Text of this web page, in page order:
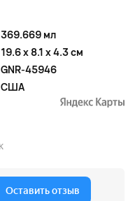
369.669 мл
19.6 x 8.1 x 4.3 см
GNR-45946
США